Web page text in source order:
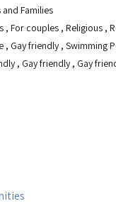
and Families
, For couples , Religious ,
, Gay friendly, Swimming
, Gay friendly, Gay